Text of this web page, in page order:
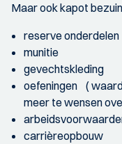
Maar ook kapot
reserve onderdelen
munitie
gevechtskleding
oefeningen (
meer te wensen
carrièreopbouw